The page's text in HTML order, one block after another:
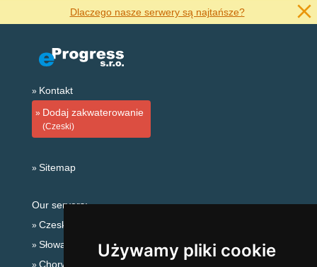
Używamy pliki cookie
Dlaczego nasze serwery są najtańsze?
Kontakt
Dodaj zakwaterowanie
(Czeski)
Sitemap
Our servers:
Czeskie Góry
Słowackie góry
Chorwacja